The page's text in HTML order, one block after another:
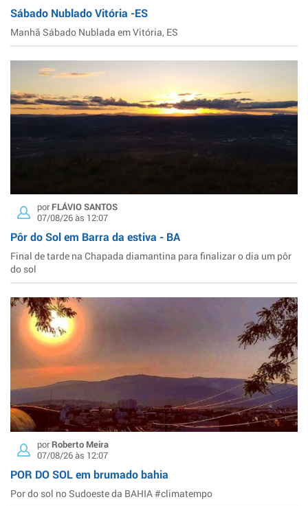
Sábado Nublado Vitória -ES
Manhã Sábado Nublada em Vitória, ES
porFLÁVIO SANTOS
07/08/26 às 12:07
Pôr do Sol em Barra da estiva - BA
Final de tarde na Chapada diamantina para finalizar o dia um pôr
do sol
porRoberto Meira
07/08/26 às 12:07
POR DO SOL em brumado bahia
Por do sol no Sudoeste da BAHIA #climatempo